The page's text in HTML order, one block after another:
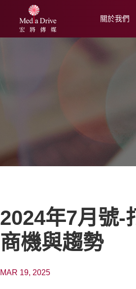
關於我們
2024年7月號-
商機與趨勢
MAR 19, 2025